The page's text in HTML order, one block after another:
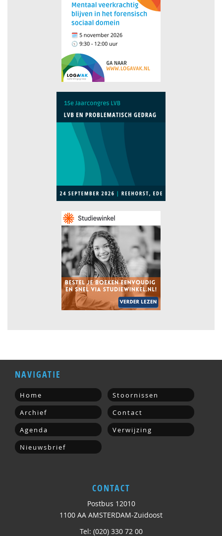
NAVIGATIE
Home
Stoornissen
Archief
Contact
Agenda
Verwijzing
Nieuwsbrief
CONTACT
Postbus 12010
1100 AA AMSTERDAM-Zuidoost
Tel: (020) 330 72 00